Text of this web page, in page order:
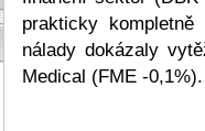
prakticky
nálady dokázaly
Medical (FME -0,1%).